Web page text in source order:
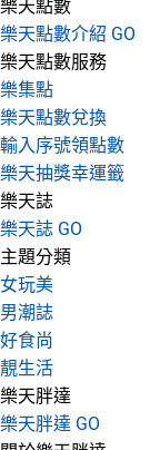
樂天點數
樂天點數介紹 GO
樂天點數服務
樂集點
樂天點數兌換
輸入序號領點數
樂天抽獎幸運籤
樂天誌
樂天誌 GO
主題分類
女玩美
男潮誌
好食尚
靚生活
樂天胖達
樂天胖達 GO